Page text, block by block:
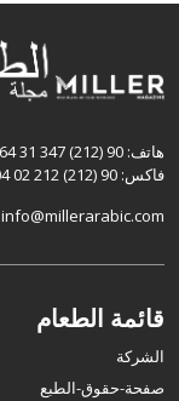
هاتف: 90 (212) 347 31 64
فاكس: 90 (212) 212 02 04
info@millerarabic.com
قائمة الطعام
الشركة
صفحة-حقوق-الطبع